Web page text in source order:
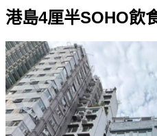
港島4厘半SOHO飲